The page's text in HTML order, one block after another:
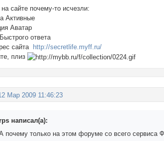
сайте почему-то исчезли:
Активные
Аватар
ответа
сайта http://secretlife.myff.ru/
плиз
Мар 2009 11:46:23
написал(а):
почему только на этом форуме со всего